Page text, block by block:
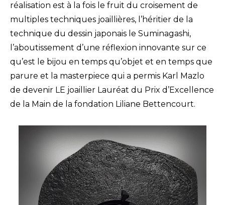
réalisation est à la fois le fruit du croisement de
multiples techniques joaillières, l’héritier de la
technique du dessin japonais le Suminagashi,
l’aboutissement d’une réflexion innovante sur ce
qu’est le bijou en temps qu’objet et en temps que
parure et la masterpiece qui a permis Karl Mazlo
de devenir LE joaillier Lauréat du Prix d’Excellence
de la Main de la fondation Liliane Bettencourt.